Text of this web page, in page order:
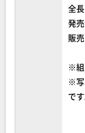
全
発
販
※組
※写
です